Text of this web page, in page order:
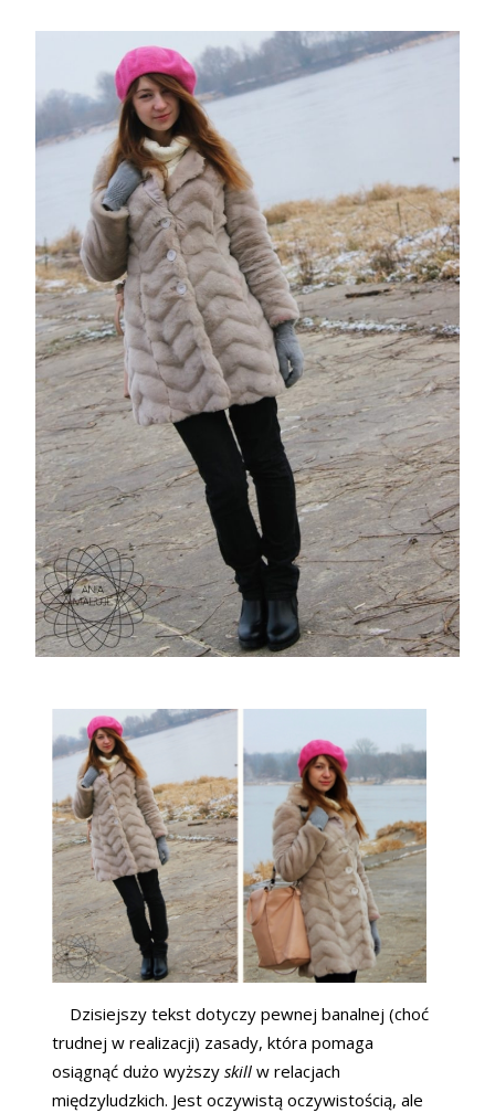
Dzisiejszy tekst dotyczy pewnej banalnej (choć
trudnej w realizacji) zasady, która pomaga
osiągnąć dużo wyższy skill w relacjach
międzyludzkich. Jest oczywistą oczywistością, ale